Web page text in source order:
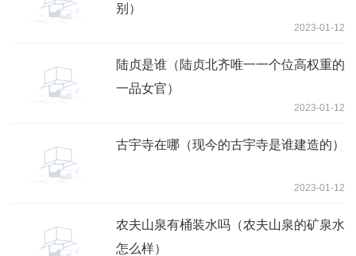
别）
2023-01-12
陆贞是谁（陆贞北齐唯一一个位高权重的
一品女官）
2023-01-12
古宇寺在哪（现今的古宇寺是谁建造的）
2023-01-12
农夫山泉有桶装水吗（农夫山泉的矿泉水
怎么样）